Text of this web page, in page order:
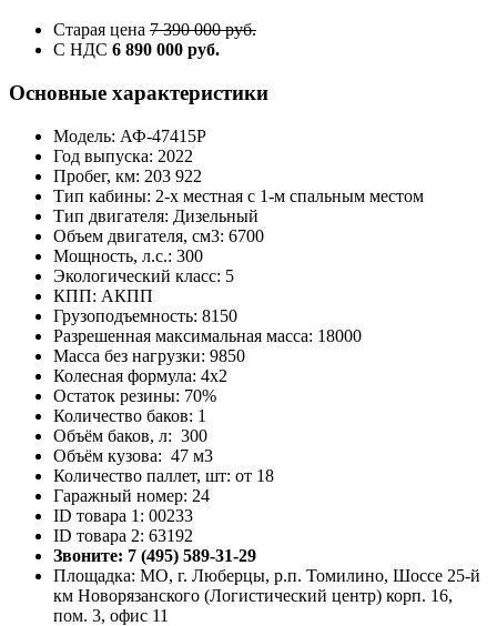
Старая цена 7 390 000 руб.
С НДС 6 890 000 руб.
Основные характеристики
Модель: АФ-47415Р
Год выпуска: 2022
Пробег, км: 203 922
Тип кабины: 2-х местная с 1-м спальным местом
Тип двигателя: Дизельный
Объем двигателя, см3: 6700
Мощность, л.с.: 300
Экологический класс: 5
КПП: АКПП
Грузоподъемность: 8150
Разрешенная максимальная масса: 18000
Масса без нагрузки: 9850
Колесная формула: 4x2
Остаток резины: 70%
Количество баков: 1
Объём баков, л: 300
Объём кузова: 47 м3
Количество паллет, шт: от 18
Гаражный номер: 24
ID товара 1: 00233
ID товара 2: 63192
Звоните: 7 (495) 589-31-29
Площадка: МО, г. Люберцы, р.п. Томилино, Шоссе 25-й
км Новорязанского (Логистический центр) корп. 16,
пом. 3, офис 11